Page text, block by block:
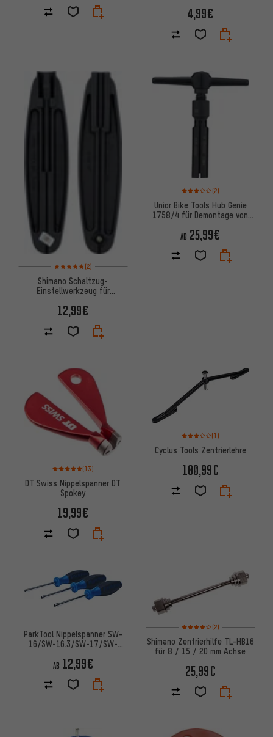
4,99€
Bewertungen: 5 von 5 basierend auf 2 Bewertungen
(2)
Shimano Schaltzug-
Einstellwerkzeug für
12,99€
Bewertungen: 3 von 5
(2)
Unior Bike Tools Hub Genie
1758/4 für Demontage von
AB 25,99€
Bewertungen: 5 von 5 basierend auf 13 Bewertungen
(13)
DT Swiss Nippelspanner DT
Spokey
19,99€
Bewertungen: 3 von 5
(1)
Cyclus Tools Zentrierlehre
100,99€
ParkTool Nippelspanner SW-
16/SW-16.3/SW-17/SW-
Nippel
AB 12,99€
Bewertungen: 4 von 5
(2)
Shimano Zentrierhilfe TL-HB16
für 8 / 15 / 20 mm Achse
25,99€